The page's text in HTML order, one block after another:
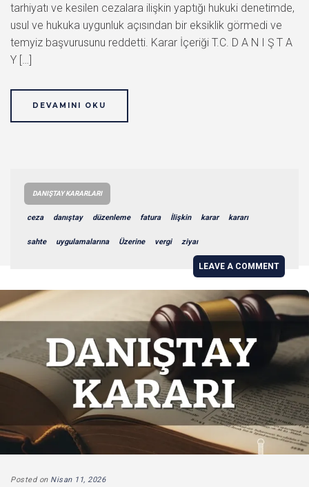
tarhiyatı ve kesilen cezalara ilişkin yaptığı hukuki denetimde,
usul ve hukuka uygunluk açısından bir eksiklik görmedi ve
temyiz başvurusunu reddetti. Karar İçeriği T.C. D A N I Ş T A
Y […]
DEVAMINI OKU
DANIŞTAY KARARLARI
ceza danıştay düzenleme fatura İlişkin karar kararı
sahte uygulamalarına Üzerine vergi ziyaı
LEAVE A COMMENT
Posted on Nisan 11, 2026